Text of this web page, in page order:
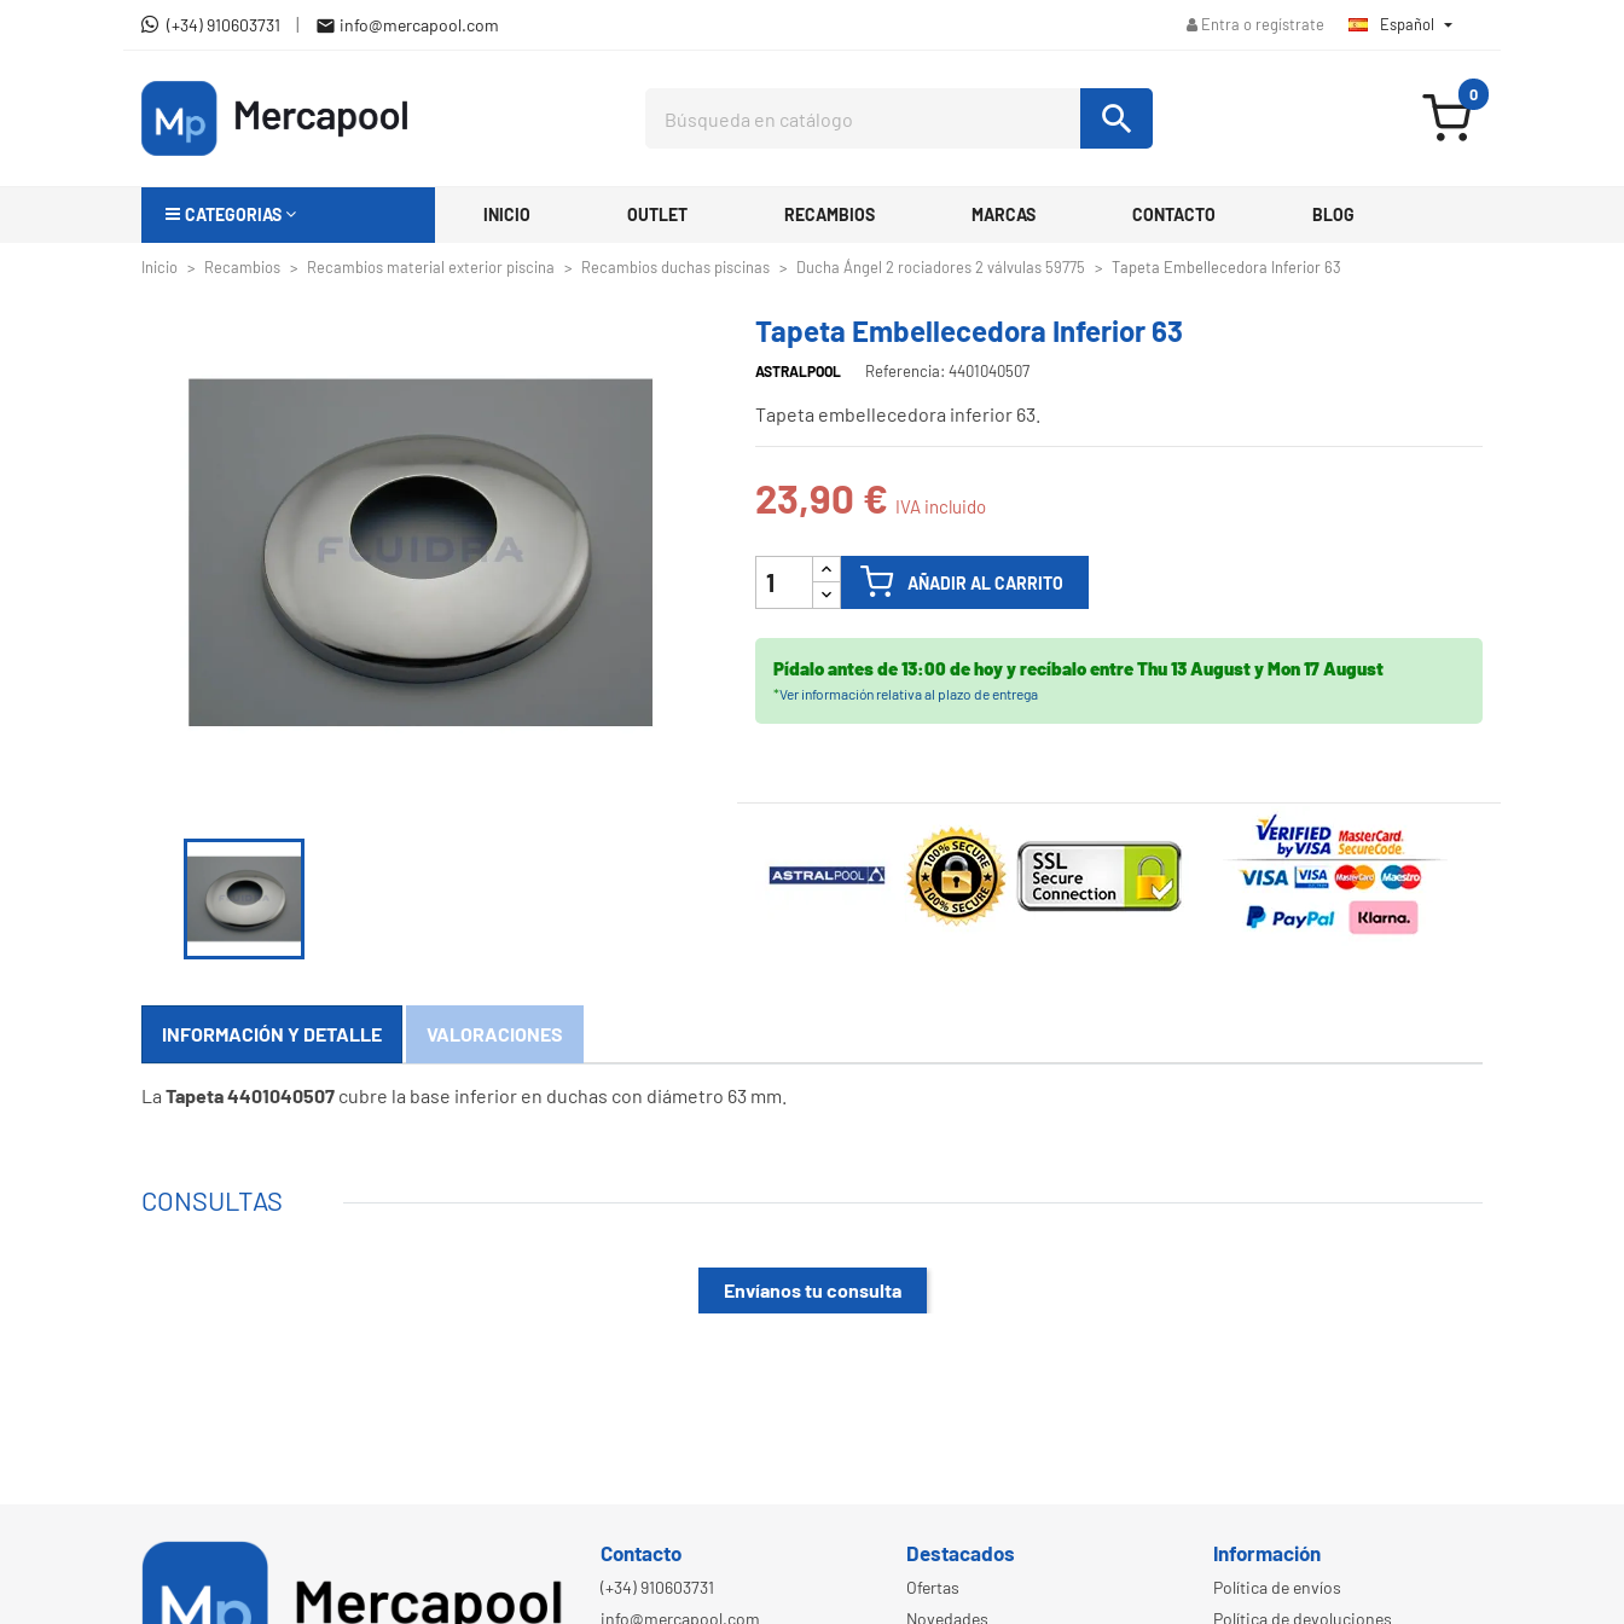
(+34) 910603731 |  info@mercapool.com Entra o regístrate Español 

0
CATEGORIAS INICIO OUTLET RECAMBIOS MARCAS CONTACTO BLOG
Inicio Recambios Recambios material exterior piscina Recambios duchas piscinas Ducha Ángel 2 rociadores 2 válvulas 59775 Tapeta Embellecedora Inferior 63
Tapeta Embellecedora Inferior 63
ASTRALPOOL Referencia: 4401040507
Tapeta embellecedora inferior 63.
23,90 € IVA incluido
AÑADIR AL CARRITO
Pídalo antes de13:00 de hoyy recíbaloentreThu 13 AugustyMon 17 August
*Ver información relativa al plazo de entrega
INFORMACIÓN Y DETALLE VALORACIONES
La Tapeta 4401040507 cubre la base inferior en duchas con diámetro 63 mm.
CONSULTAS
Envíanos tu consulta
Contacto
(+34) 910603731
info@mercapool.com
Destacados
Ofertas
Novedades
Información
Política de envíos
Política de devoluciones